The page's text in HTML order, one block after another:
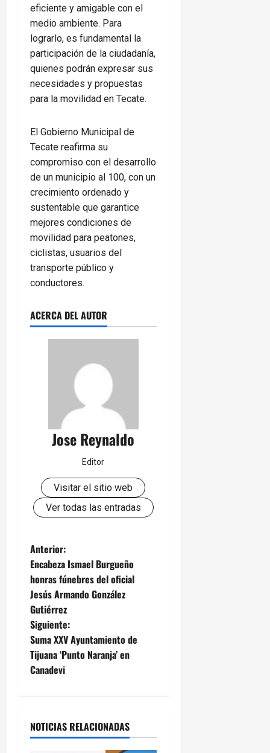
eficiente y amigable con el
medio ambiente. Para
lograrlo, es fundamental la
participación de la ciudadanía,
quienes podrán expresar sus
necesidades y propuestas
para la movilidad en Tecate.
El Gobierno Municipal de
Tecate reafirma su
compromiso con el desarrollo
de un municipio al 100, con un
crecimiento ordenado y
sustentable que garantice
mejores condiciones de
movilidad para peatones,
ciclistas, usuarios del
transporte público y
conductores.
ACERCA DEL AUTOR
Jose Reynaldo
Editor
Visitar el sitio web
Ver todas las entradas
N
a
v
e
g
a
i
Anterior:
Encabeza Ismael Burgueño
honras fúnebres del oficial
Jesús Armando González
Gutiérrez
Siguiente:
Suma XXV Ayuntamiento de
Tijuana ‘Punto Naranja’ en
Canadevi
NOTICIAS RELACIONADAS